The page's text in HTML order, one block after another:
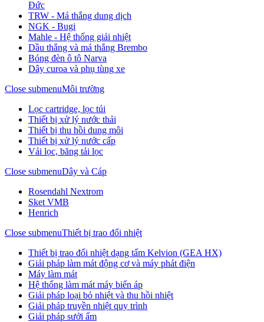
Đức
TRW - Má thắng dung dịch
NGK - Bugi
Mahle - Hệ thống giải nhiệt
Dầu thắng và má thắng Brembo
Bóng đèn ô tô Narva
Dây curoa và phụ tùng xe
Close submenuMôi trường
Lọc cartridge, lọc túi
Thiết bị xử lý nước thải
Thiết bị thu hồi dung môi
Thiết bị xử lý nước cấp
Vải lọc, băng tải lọc
Close submenuDây và Cáp
Rosendahl Nextrom
Sket VMB
Henrich
Close submenuThiết bị trao đổi nhiệt
Thiết bị trao đổi nhiệt dạng tấm Kelvion (GEA HX)
Giải pháp làm mát động cơ và máy phát điện
Máy làm mát
Hệ thống làm mát máy biến áp
Giải pháp loại bỏ nhiệt và thu hồi nhiệt
Giải pháp truyền nhiệt quy trình
Giải pháp sưởi ấm